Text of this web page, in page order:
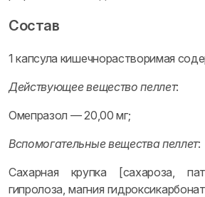
Состав
1 капсула кишечнорастворимая
Действующее вещество пеллет:
Омепразол — 20,00 мг;
Вспомогательные вещества пеллет:
Сахарная крупка [сахароза,
гипролоза, магния